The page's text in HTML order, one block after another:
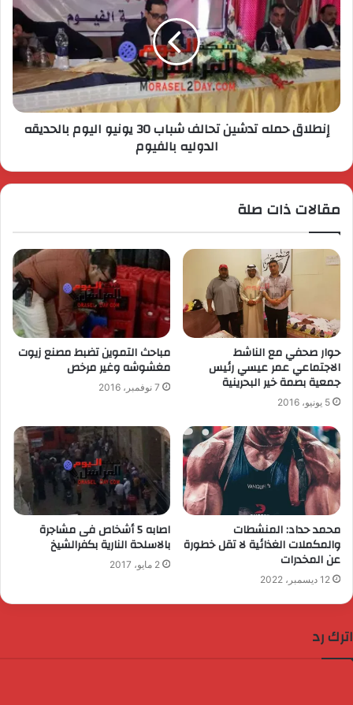
إنطلاق حمله تدشين تحالف شباب 30 يونيو اليوم بالحديقه
الدوليه بالفيوم
مقالات ذات صلة
حوار صحفي مع الناشط
الاجتماعي عمر عيسي رئيس
جمعية بصمة خير البحرينية
5 يونيو، 2016
مباحث التموين تضبط مصنع زيوت
مغشوشه وغير مرخص
7 نوفمبر، 2016
محمد حداد: المنشطات
والمكملات الغذائية لا تقل خطورة
عن المخدرات
12 ديسمبر، 2022
اصابه 5 أشخاص فى مشاجرة
بالاسلحة النارية بكفرالشيخ
2 مايو، 2017
اترك رد